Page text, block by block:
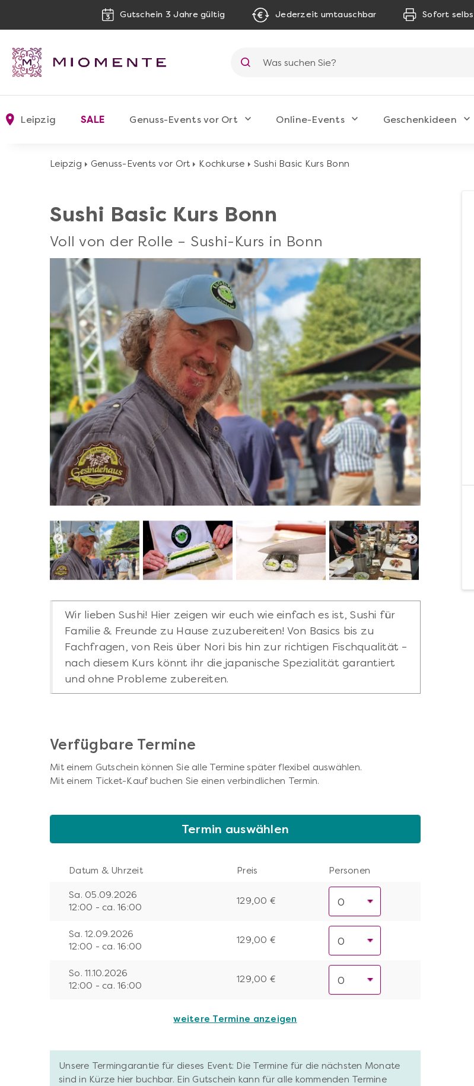
Gutschein 3 Jahre gültig Jederzeit umtauschbar Sofort
Leipzig SALE Genuss-Events vor Ort Online-Events Geschenkideen
Leipzig Genuss-Events vor Ort Kochkurse Sushi Basic Kurs Bonn
Sushi Basic Kurs Bonn
Voll von der Rolle – Sushi-Kurs in Bonn
Wir lieben Sushi! Hier zeigen wir euch wie einfach es ist, Sushi für
Familie & Freunde zu Hause zuzubereiten! Von Basics bis zu
Fachfragen, von Reis über Nori bis hin zur richtigen Fischqualität –
nach diesem Kurs könnt ihr die japanische Spezialität garantiert
und ohne Probleme zubereiten.
Verfügbare Termine
Mit einem Gutschein können Sie alle Termine später flexibel auswählen.
Mit einem Ticket-Kauf buchen Sie einen verbindlichen Termin.
Termin auswählen
Datum & Uhrzeit Preis Personen
Sa. 05.09.2026
12:00 - ca. 16:00
129,00 €
Sa. 12.09.2026
12:00 - ca. 16:00
129,00 €
So. 11.10.2026
12:00 - ca. 16:00
129,00 €
weitere Termine anzeigen
Unsere Termingarantie für dieses Event: Die Termine für die nächsten Monate
sind in Kürze hier buchbar. Ein Gutschein kann für alle kommenden Termine